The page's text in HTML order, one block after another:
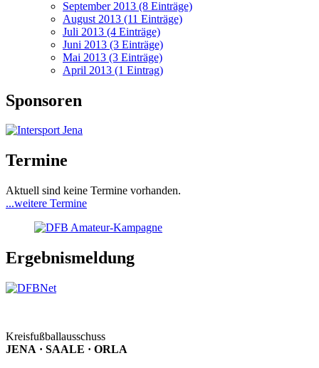
September 2013 (8 Einträge)
August 2013 (11 Einträge)
Juli 2013 (4 Einträge)
Juni 2013 (3 Einträge)
Mai 2013 (3 Einträge)
April 2013 (1 Eintrag)
Sponsoren
Termine
Aktuell sind keine Termine vorhanden.
...weitere Termine
Ergebnismeldung
Kreisfußballausschuss
JENA · SAALE · ORLA